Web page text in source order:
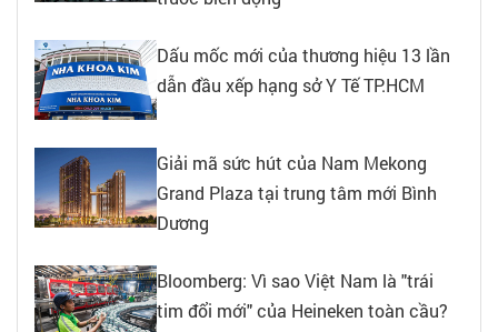
Dấu mốc mới của thương hiệu 13 lần
dẫn đầu xếp hạng sở Y Tế TP.HCM
Giải mã sức hút của Nam Mekong
Grand Plaza tại trung tâm mới Bình
Dương
Bloomberg: Vì sao Việt Nam là "trái
tim đổi mới" của Heineken toàn cầu?